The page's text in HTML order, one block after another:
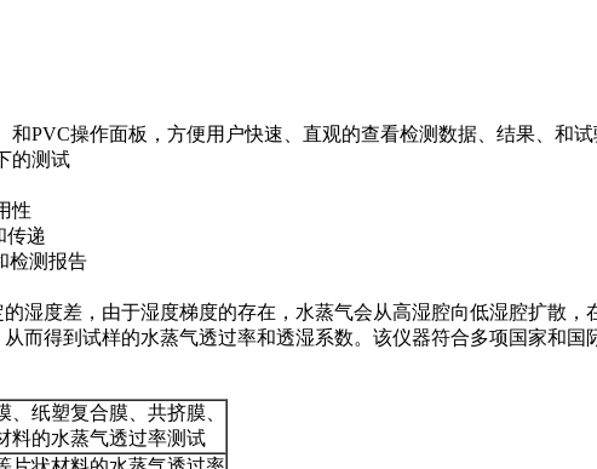
PVC操作面板，方便用户快速、直观的查看检测数据、结果、和
的测试
性
传递
检测报告
湿度差，由于湿度梯度的存在，水蒸气会从高湿腔向低湿腔扩散
得到试样的水蒸气透过率和透湿系数。该仪器符合多项国家和国际
纸塑复合膜、共挤膜、
料的水蒸气透过率测试